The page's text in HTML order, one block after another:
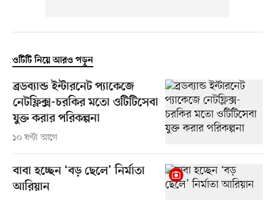
ওটিটি নিয়ে আরও পড়ুন
ব্রডব্যান্ড ইন্টারনেট প্যাকেজে
নেটফ্লিক্স-চরকির মতো ওটিটিসেবা
যুক্ত করার পরিকল্পনা
১০ ঘণ্টা আগে
বাবা হচ্ছেন ‘বড় ছেলে’ নির্মাতা
আরিয়ান